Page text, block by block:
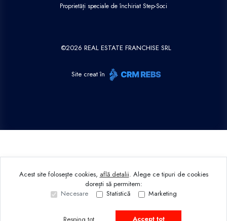
Proprietăți speciale de închiriat Step-Soci
©2026 REAL ESTATE FRANCHISE SRL
Site creat în
Acest site folosește cookies, află detalii. Alege ce tipuri de cookies
dorești să permitem:
Necesare
Statistică Marketing
Resping tot Accept tot